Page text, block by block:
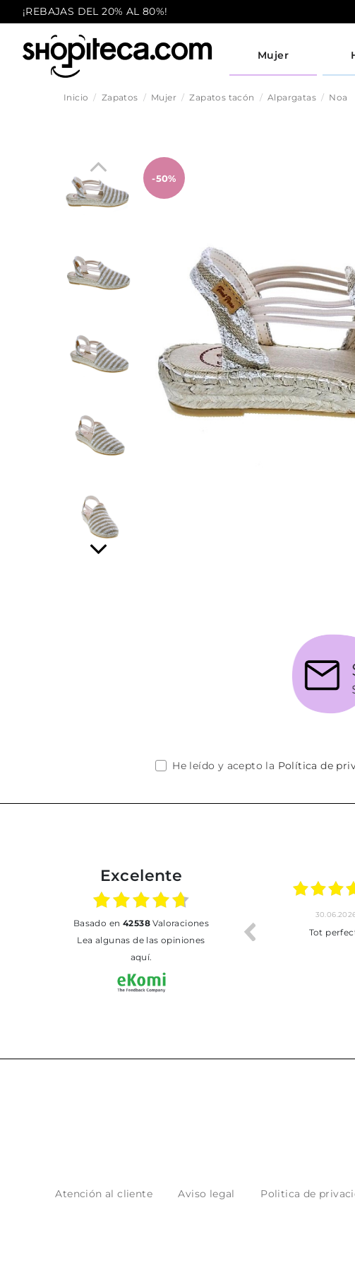
¡REBAJAS DEL 20% AL 80%!
Mujer
Inicio Zapatos Mujer Zapatos tacón Alpargatas Noa
-50%
He leído y acepto la Política de
Excelente
basado en 42538Valoraciones
Lea algunas de las opiniones
aquí.
Tot
Atención al cliente Aviso legal Politica de